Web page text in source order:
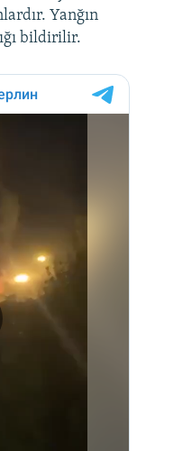
Yanğın
bildirilir.